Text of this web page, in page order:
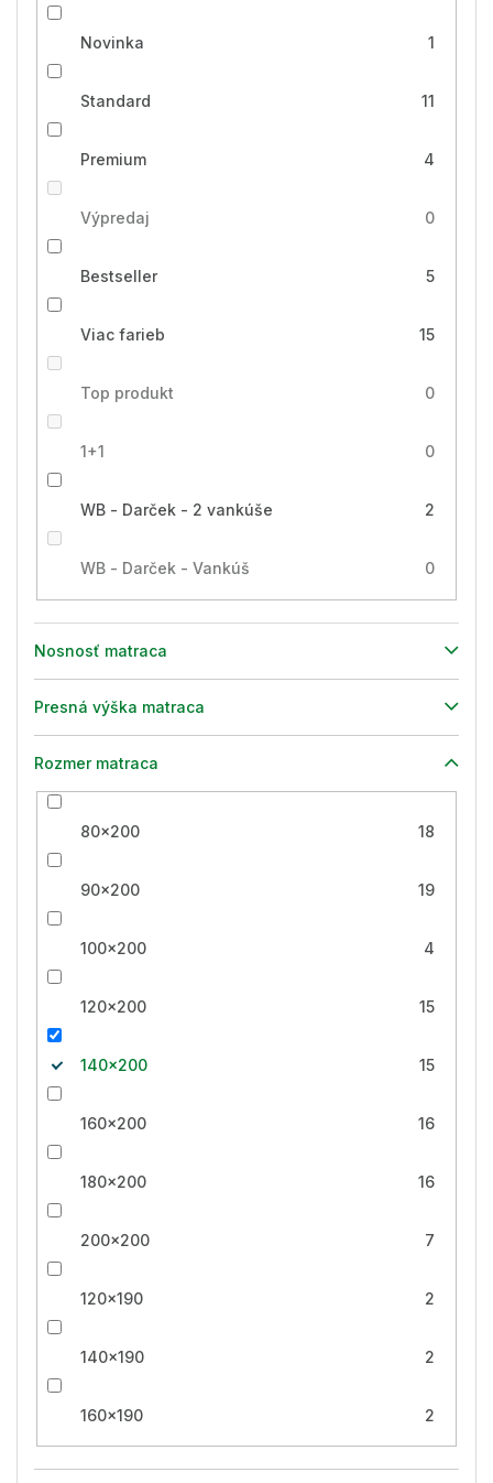
Novinka 1
Standard 11
Premium 4
Výpredaj 0
Bestseller 5
Viac farieb 15
Top produkt 0
1+1 0
WB - Darček - 2 vankúše 2
WB - Darček - Vankúš 0
Nosnosť matraca
Presná výška matraca
Rozmer matraca
80x200 18
90x200 19
100x200 4
120x200 15
140x200 15
160x200 16
180x200 16
200x200 7
120x190 2
140x190 2
160x190 2